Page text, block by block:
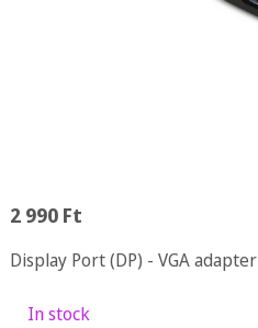
2 990 Ft
Display Port (DP) - VGA adapter
In stock